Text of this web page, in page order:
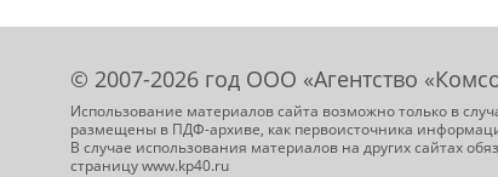
© 2007-2026 год ООО «Агентство
Использование материалов сайта возможно только в
размещены в ПДФ-архиве, как первоисточника
В случае использования материалов на других сайтах
страницу www.kp40.ru